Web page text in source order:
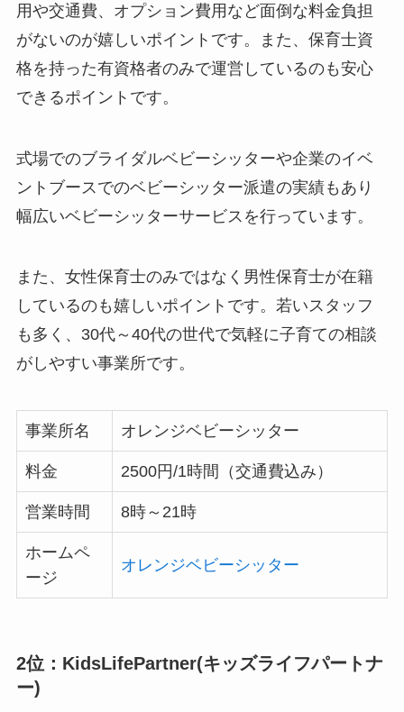
用や交通費、オプション費用など面倒な料金負担
がないのが嬉しいポイントです。また、保育士資
格を持った有資格者のみで運営しているのも安心
できるポイントです。
式場でのブライダルベビーシッターや企業のイベ
ントブースでのベビーシッター派遣の実績もあり
幅広いベビーシッターサービスを行っています。
また、女性保育士のみではなく男性保育士が在籍
しているのも嬉しいポイントです。若いスタッフ
も多く、30代～40代の世代で気軽に子育ての相談
がしやすい事業所です。
事業所名 オレンジベビーシッター
料金 2500円/1時間（交通費込み）
営業時間 8時～21時
ホームペ
ージ
オレンジベビーシッター
2位：KidsLifePartner(キッズライフパートナ
ー)